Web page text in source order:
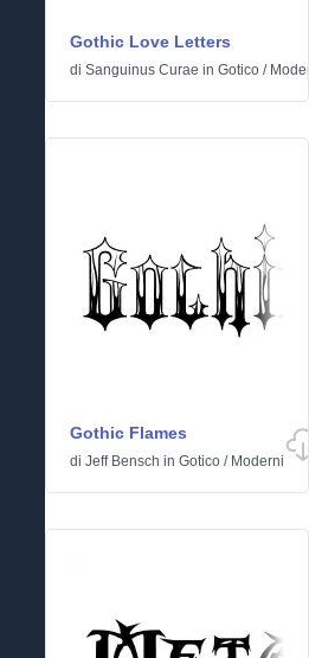
Gothic Love Letters
di Sanguinus Curae in Gotico /
Gothic Flames
di Jeff Bensch in Gotico / Moderni